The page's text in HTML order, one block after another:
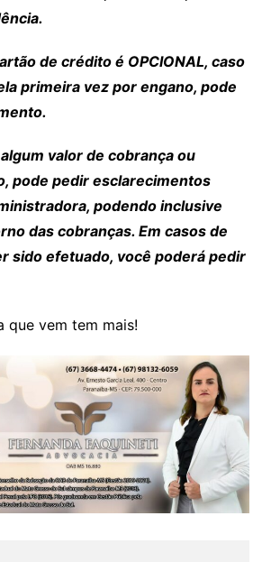
de crédito é OPCIONAL, caso
primeira vez por engano, pode
valor de cobrança ou
pode pedir esclarecimentos
podendo inclusive
das cobranças. Em casos de
sido efetuado, você poderá pedir
que vem tem mais!